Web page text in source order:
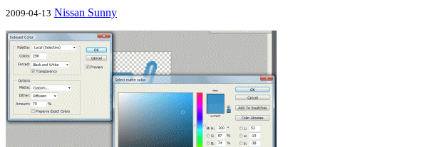
2009-04-13 Nissan Sunny